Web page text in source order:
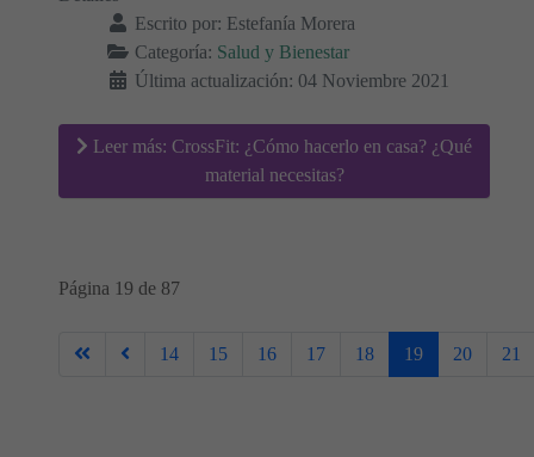
Escrito por: Estefanía Morera
Categoría: Salud y Bienestar
Última actualización: 04 Noviembre 2021
Leer más: CrossFit: ¿Cómo hacerlo en casa? ¿Qué
material necesitas?
Página 19 de 87
14 15 16 17 18 19 20 21